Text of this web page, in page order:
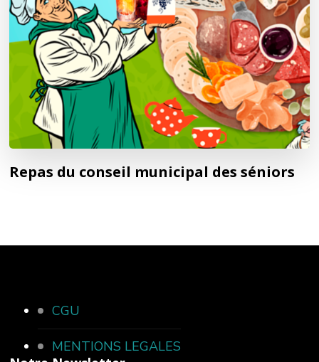
Repas du conseil municipal des séniors
CGU
MENTIONS LEGALES